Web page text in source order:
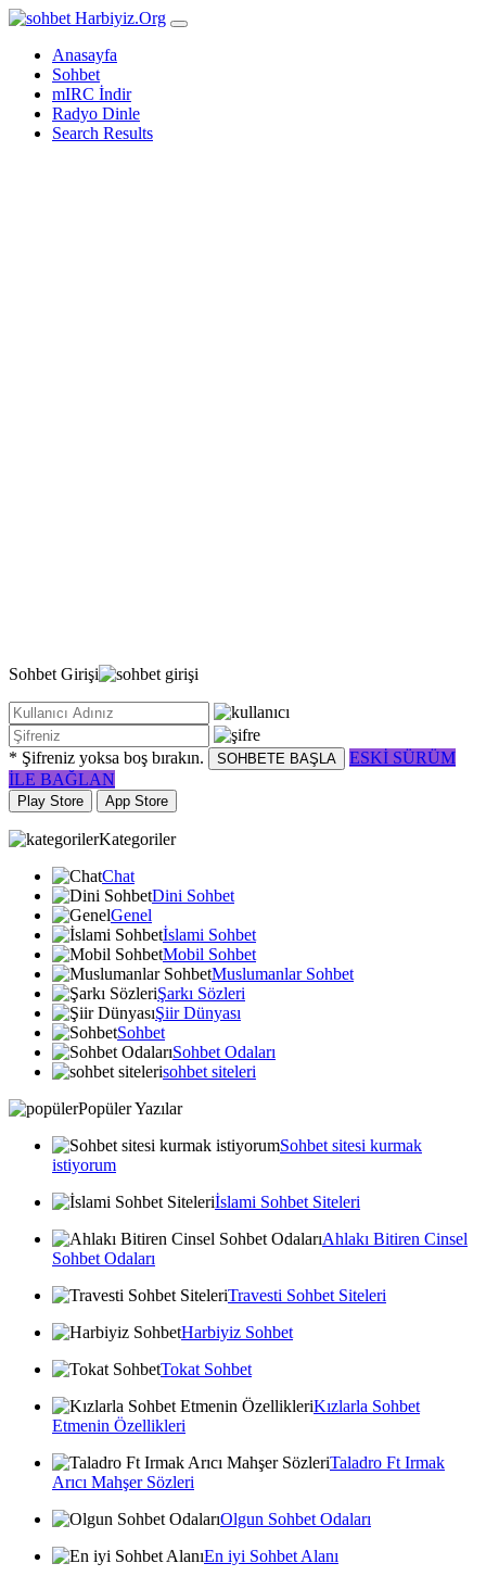
Harbiyiz.Org
Anasayfa
Sohbet
mIRC İndir
Radyo Dinle
Search Results
Sohbet Girişi
* Şifreniz yoksa boş bırakın. SOHBETE BAŞLA
ESKİ SÜRÜM
İLE BAĞLAN
Play Store App Store
Kategoriler
Chat
Dini Sohbet
Genel
İslami Sohbet
Mobil Sohbet
Muslumanlar Sohbet
Şarkı Sözleri
Şiir Dünyası
Sohbet
Sohbet Odaları
sohbet siteleri
Popüler Yazılar
Sohbet sitesi kurmak
istiyorum
İslami Sohbet Siteleri
Ahlakı Bitiren Cinsel
Sohbet Odaları
Travesti Sohbet Siteleri
Harbiyiz Sohbet
Tokat Sohbet
Kızlarla Sohbet
Etmenin Özellikleri
Taladro Ft Irmak
Arıcı Mahşer Sözleri
Olgun Sohbet Odaları
En iyi Sohbet Alanı